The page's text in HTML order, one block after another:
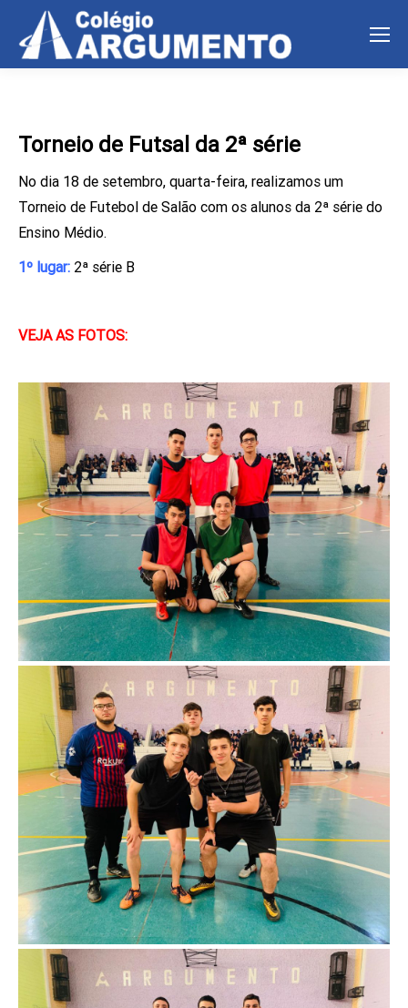
Torneio de Futsal da 2ª série
No dia 18 de setembro, quarta-feira, realizamos um
Torneio de Futebol de Salão com os alunos da 2ª série do
Ensino Médio.
1º lugar: 2ª série B
VEJA AS FOTOS: